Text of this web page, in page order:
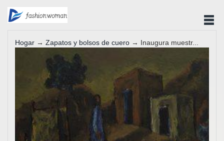
Hogar → Zapatos y bolsos de cuero → Inaugura muestr...